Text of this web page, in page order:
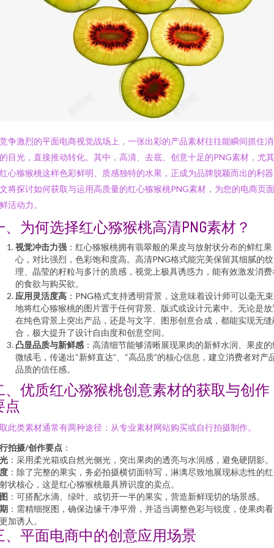
争激烈的平面电商视觉战场上，一张出彩的产品素材往往能瞬间抓住
目光，直接推动转化。其中，高清、去底、创意十足的PNG素材，尤
心猕猴桃这样色彩鲜明、质感独特的水果，正成为品牌脱颖而出的利
将探讨如何获取与运用高质量的红心猕猴桃PNG素材，为您的电商页
活动力。
、为何选择红心猕猴桃高清PNG素材？
视觉冲击力强 ：红心猕猴桃拥有翡翠般的果皮与放射状分布的鲜红果
心，对比强烈，色彩饱和度高。高清PNG格式能完美保留其细腻的纹
理、晶莹的籽粒与多汁的质感，视觉上极具诱惑力，能有效激发消费
的食欲与购买欲。
应用灵活度高 ：PNG格式支持透明背景，这意味着设计师可以毫无
地将红心猕猴桃的图片置于任何背景、版式或设计元素中。无论是放
在纯色背景上突出产品，还是与文字、图形创意合成，都能实现无缝
合，极大提升了设计自由度和创意空间。
凸显品质与新鲜感 ：高清细节能够清晰展现果肉的新鲜水润、果皮
微绒毛，传递出“新鲜直达”、“高品质”的核心信息，建立消费者对产
品质的信任感。
、优质红心猕猴桃创意素材的获取与创作
点
此类素材通常有两种途径：从专业素材网站购买或自行拍摄制作。
拍摄/创作要点 ：
：采用柔光箱或自然光侧光，突出果肉的透亮与水润感，避免硬阴影。
：除了完整的果实，务必拍摄横切面特写，淋漓尽致地展现标志性的
状核心，这是红心猕猴桃最具辨识度的卖点。
：可搭配水滴、绿叶、或切开一半的果实，营造新鲜现切的场景感。
：需精细抠图，确保边缘干净平滑，并适当调整色彩与锐度，使果肉
加诱人。
、平面电商中的创意应用场景